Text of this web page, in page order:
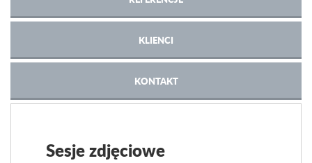
KLIENCI
KONTAKT
Sesje zdjęciowe